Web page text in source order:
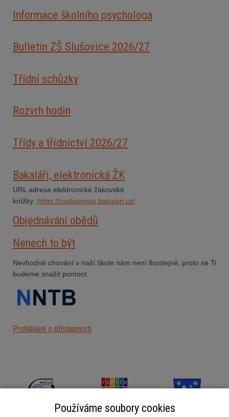
Informace školního psychologa
Bulletin ZŠ Slušovice 2026/27
Třídní schůzky
Rozvrh hodin
Třídy a třídnictví 2026/27
Bakaláři, elektronická ŽK
URL adresa elektronické žákovské
knížky: https://zsslusovice.bakalari.cz/
Objednávání obědů
Nenech to být
Nevhodné chování v naší škole nám není lhostejné, proto se Ti
budeme snažit pomoct.
Prohlášení o přístupnosti
Používáme soubory cookies